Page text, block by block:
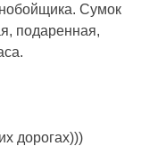
Сумок
подаренная,
дорогах)))